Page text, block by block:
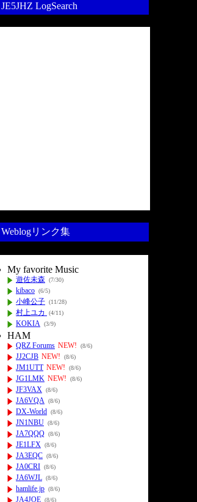
JE5JHZ LogSearch
Weblogリンク集
My favorite Music
遊佐未森 (7/30)
kibaco (6/5)
小峰公子 (11/28)
村上ユカ (4/11)
KOKIA (3/9)
HAM
QRZ Forums NEW! (8/6)
JJ2CJB NEW! (8/6)
JM1UTT NEW! (8/6)
JG1LMK NEW! (8/6)
JF3VAX (8/6)
JA6VQA (8/6)
DX-World (8/6)
JN1NBU (8/6)
JA7QQQ (8/6)
JE1LFX (8/6)
JA3EQC (8/6)
JA0CRI (8/6)
JA6WJL (8/6)
hamlife.jp (8/6)
JA4JOE (8/6)